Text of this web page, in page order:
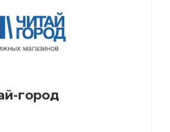
город